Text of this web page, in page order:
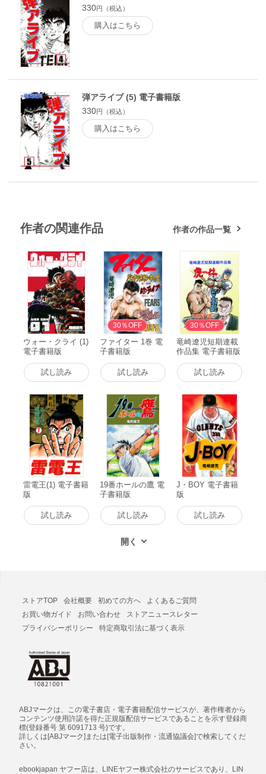
330円（税込）
購入はこちら
弾アライブ (5) 電子書籍版
330円（税込）
購入はこちら
作者の関連作品 作者の作品一覧
ウォー・クライ (1)
電子書籍版
試し読み
30％OFF
ファイター 1巻 電
子書籍版
試し読み
30％OFF
竜崎遼児短期連載
作品集 電子書籍版
試し読み
雷電王(1) 電子書籍
版
試し読み
19番ホールの鷹 電
子書籍版
試し読み
J・BOY 電子書籍
版
試し読み
ストアTOP 会社概要 初めての方へ
よくあるご質問
お買い物ガイド
お問い合わせ
ストアニュースレター
プライバシーポリシー
特定商取引法に基づく表示
ABJマークは、この電子書店・電子書籍配信サービスが、著作権者から
コンテンツ使用許諾を得た正規版配信サービスであることを示す登録商
標(登録番号 第 6091713 号)です。
詳しくは[ABJマーク]または[電子出版制作・流通協議会]で検索してくだ
さい。
ebookjapan ヤフー店は、LINEヤフー株式会社のサービスであり、LIN